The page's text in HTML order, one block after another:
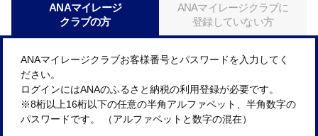
ANAマイレージ
クラブの方
ANAマイレージクラブに
登録していない方
ANAマイレージクラブお客様番号とパスワードを入力してく
ださい。
ログインにはANAのふるさと納税の利用登録が必要です。
※8桁以上16桁以下の任意の半角アルファベット、半角数字の
パスワードです。 （アルファベットと数字の混在）